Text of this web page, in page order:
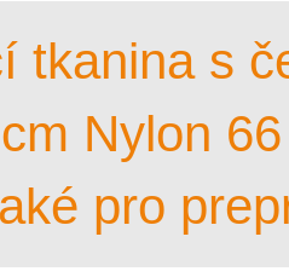
tkanina s
Nylon
pro